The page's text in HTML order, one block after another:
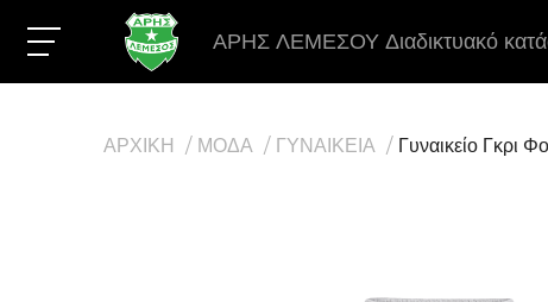
ΑΡΗΣ ΛΕΜΕΣΟΥ Διαδικτυακό
ΑΡΧΙΚΗ ΜΟΔΑ ΓΥΝΑΙΚΕΙΑ Γυναικείο Γκρι